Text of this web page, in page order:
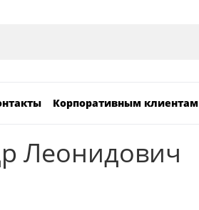
Корпоративным клиентам
Леонидович